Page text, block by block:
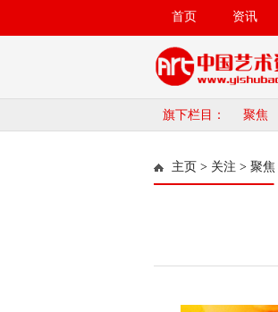
首页 资讯
旗下栏目： 聚焦
主页 > 关注 > 聚焦